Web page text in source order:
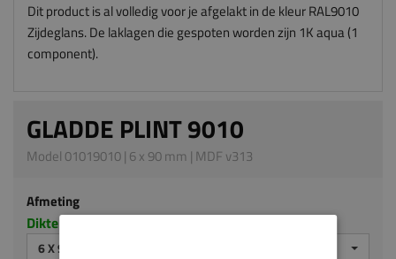
Dit product is al volledig voor je afgelakt in de kleur RAL9010
Zijdeglans. De laklagen die gespoten worden zijn 1K aqua (1
component).
GLADDE PLINT 9010
Model 01019010 | 6 x 90 mm | MDF v313
Afmeting
Dikte x hoogte in millimeters
6 X 90 MM